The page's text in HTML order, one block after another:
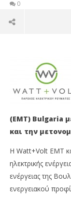
0
EnergyIN
(EMT) Bulgaria
και την
Η Watt+Volt EMT
ηλεκτρικής
ενέργειας της
ενεργειακού